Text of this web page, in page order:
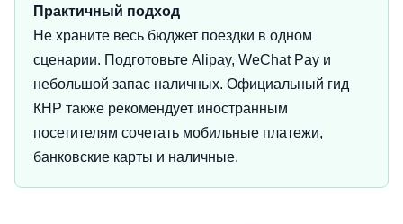
Практичный подход
Не храните весь бюджет поездки в одном
сценарии. Подготовьте Alipay, WeChat Pay и
небольшой запас наличных. Официальный гид
КНР также рекомендует иностранным
посетителям сочетать мобильные платежи,
банковские карты и наличные.